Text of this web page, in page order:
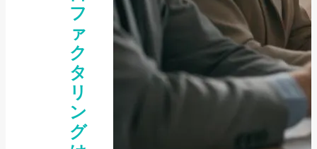
フ
ァ
ク
タ
リ
ン
グ